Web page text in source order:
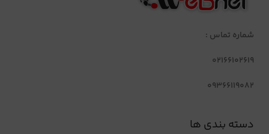
شماره تماس :
02166102619
09366119082
دسته بندی ها